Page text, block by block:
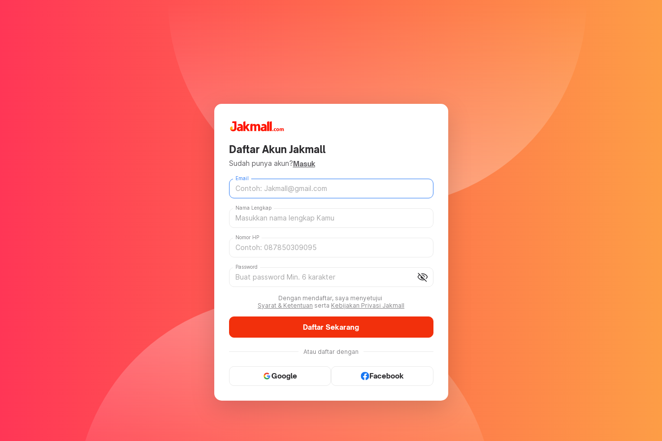
Daftar Akun Jakmall
Sudah punya akun?Masuk
Email
Nama Lengkap
Nomor HP
visibility_off
Password
Dengan mendaftar, saya menyetujui
Syarat & Ketentuan serta Kebijakan Privasi Jakmall
Daftar Sekarang
Atau daftar dengan
Google Facebook